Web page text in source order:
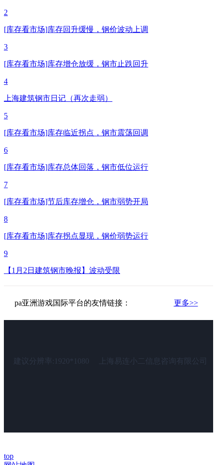
2
[库存看市场]库存回升缓慢，钢价波动上调
3
[库存看市场]库存增仓放缓，钢市止跌回升
4
上海建筑钢市日记（再次走弱）
5
[库存看市场]库存临近拐点，钢市震荡回调
6
[库存看市场]库存总体回落，钢市低位运行
7
[库存看市场]节后库存增仓，钢市弱势开局
8
[库存看市场]库存拐点显现，钢价弱势运行
9
【1月2日建筑钢市晚报】波动受限
pa亚洲游戏国际平台的友情链接： 更多>>
建议分辨率:1920*1080 上海易连小二信息咨询有限公司
top